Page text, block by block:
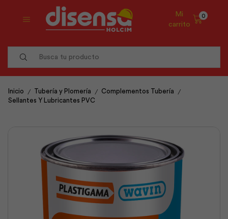
Mi
carrito
0
Inicio / Tubería y Plomería / Complementos Tubería /
Sellantes Y Lubricantes PVC